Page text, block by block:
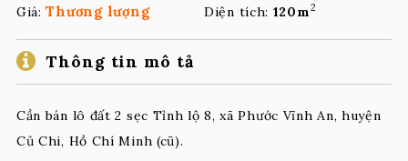
Giá:Thương lượng Diện tích: 120m2
Thông tin mô tả
Cần bán lô đất 2 sẹc Tỉnh lộ 8, xã Phước Vĩnh An, huyện
Củ Chi, Hồ Chí Minh (cũ).